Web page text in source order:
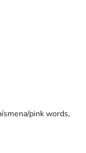
pink words,